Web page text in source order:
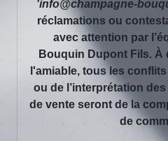
'info@champagne-
réclamations ou
avec attention par
Bouquin Dupont Fils. À
l'amiable, tous les
ou de l’interprétation
de vente seront de la
de